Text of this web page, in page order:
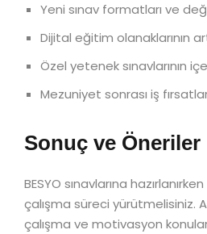
Yeni sınav formatları ve
Dijital eğitim olanaklarının
Özel yetenek sınavlarının
Mezuniyet sonrası iş
Sonuç ve Öneriler
BESYO sınavlarına
çalışma süreci yürütmelisiniz.
çalışma ve motivasyon